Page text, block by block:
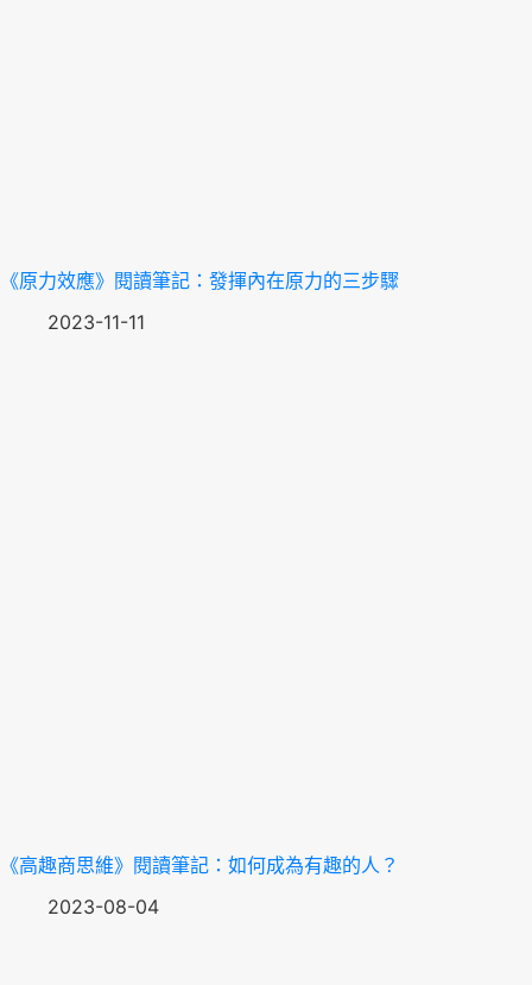
《原力效應》閱讀筆記：發揮內在原力的三步驟
2023-11-11
《高趣商思維》閱讀筆記：如何成為有趣的人？
2023-08-04